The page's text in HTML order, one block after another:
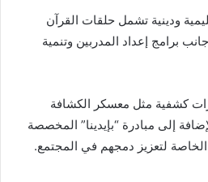
ودينية تشمل حلقات القرآن
برامج إعداد المدربين وتنمية
كشفية مثل معسكر الكشافة
إلى مبادرة “بإيدينا” المخصصة
لتعزيز دمجهم في المجتمع.